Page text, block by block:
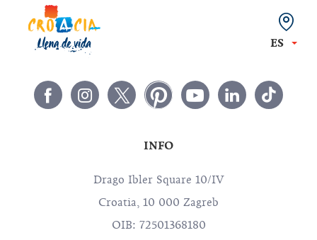
ES
INFO
Drago Ibler Square 10/IV
Croatia, 10 000 Zagreb
OIB: 72501368180